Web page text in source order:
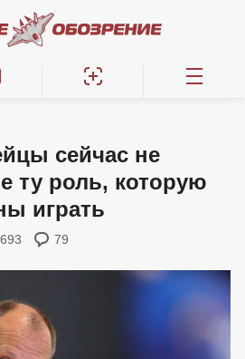
сейчас не
ту роль, которую
играть
79